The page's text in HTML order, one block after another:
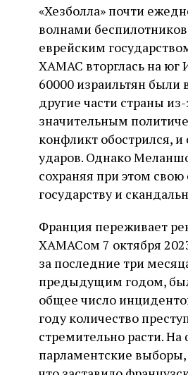
«Хезболла» почти
волнами
еврейским
ХАМАС вторглась на юг
60000 израильтян
другие части страны
значительным
конфликт обострился,
ударов. Однако
сохраняя при этом
государству и
Франция переживает
ХАМАСом 7 октября
за последние три
предыдущим годом,
общее число
году количество
стремительно расти.
парламентские